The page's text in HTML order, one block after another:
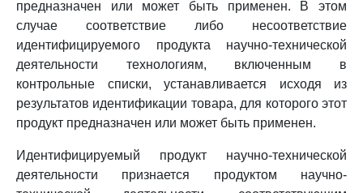
предназначен или может быть применен. В этом
случае соответствие либо несоответствие
идентифицируемого продукта научно-технической
деятельности технологиям, включенным в
контрольные списки, устанавливается исходя из
результатов идентификации товара, для которого этот
продукт предназначен или может быть применен.
Идентифицируемый продукт научно-технической
деятельности признается продуктом научно-